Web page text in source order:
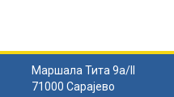
Маршала Тита 9а/II
71000 Сарајево